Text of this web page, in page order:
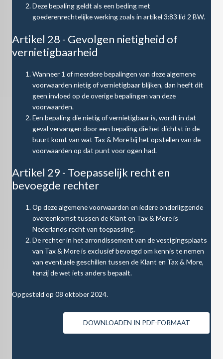
Deze bepaling geldt als een beding met
goederenrechtelijke werking zoals in artikel 3:83 lid 2 BW.
Artikel 28 - Gevolgen nietigheid of
vernietigbaarheid
Wanneer 1 of meerdere bepalingen van deze algemene
voorwaarden nietig of vernietigbaar blijken, dan heeft dit
geen invloed op de overige bepalingen van deze
voorwaarden.
Een bepaling die nietig of vernietigbaar is, wordt in dat
geval vervangen door een bepaling die het dichtst in de
buurt komt van wat Tax & More bij het opstellen van de
voorwaarden op dat punt voor ogen had.
Artikel 29 - Toepasselijk recht en
bevoegde rechter
Op deze algemene voorwaarden en iedere onderliggende
overeenkomst tussen de Klant en Tax & More is
Nederlands recht van toepassing.
De rechter in het arrondissement van de vestigingsplaats
van Tax & More is exclusief bevoegd om kennis te nemen
van eventuele geschillen tussen de Klant en Tax & More,
tenzij de wet iets anders bepaalt.
Opgesteld op 08 oktober 2024.
DOWNLOADEN IN PDF-FORMAAT